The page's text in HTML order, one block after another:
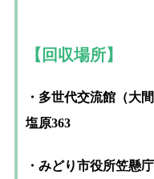
【回収場所】
・多世代交流館（大
塩原363
・みどり市役所笠懸